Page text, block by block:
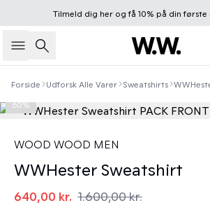
Tilmeld dig herog få 10% på din første
Søg
Forside Udforsk Alle Varer Sweatshirts
60%
WOOD WOOD MEN
WWHester Sweatshirt
640,00 kr. 1.600,00 kr.